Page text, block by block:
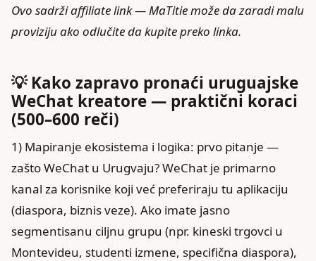
Ovo sadrži affiliate link — MaTitie može da zaradi malu
proviziju ako odlučite da kupite preko linka.
💡 Kako zapravo pronaći uruguajske
WeChat kreatore — praktični koraci
(500–600 reči)
1) Mapiranje ekosistema i logika: prvo pitanje —
zašto WeChat u Urugvaju? WeChat je primarno
kanal za korisnike koji već preferiraju tu aplikaciju
(diaspora, biznis veze). Ako imate jasno
segmentisanu ciljnu grupu (npr. kineski trgovci u
Montevideu, studenti izmene, specifična diaspora),